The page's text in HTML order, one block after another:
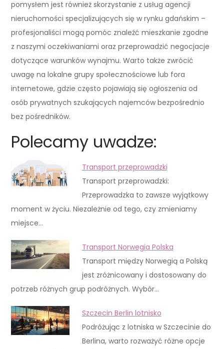
pomysłem jest również skorzystanie z usług agencji
nieruchomości specjalizujących się w rynku gdańskim –
profesjonaliści mogą pomóc znaleźć mieszkanie zgodne
z naszymi oczekiwaniami oraz przeprowadzić negocjacje
dotyczące warunków wynajmu. Warto także zwrócić
uwagę na lokalne grupy społecznościowe lub fora
internetowe, gdzie często pojawiają się ogłoszenia od
osób prywatnych szukających najemców bezpośrednio
bez pośredników.
Polecamy uwadze:
Transport przeprowadzki
Transport przeprowadzki:
Przeprowadzka to zawsze wyjątkowy
moment w życiu. Niezależnie od tego, czy zmieniamy
miejsce…
Transport Norwegia Polska
Transport między Norwegią a Polską
jest zróżnicowany i dostosowany do
potrzeb różnych grup podróżnych. Wybór…
Szczecin Berlin lotnisko
Podróżując z lotniska w Szczecinie do
Berlina, warto rozważyć różne opcje